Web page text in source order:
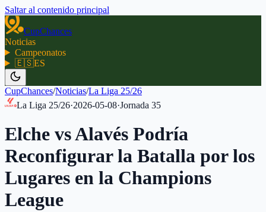
Saltar al contenido principal
CupChances
Noticias
Campeonatos
🇪🇸ES
CupChances/Noticias/La Liga 25/26
La Liga 25/26·2026-05-08·Jornada 35
Elche vs Alavés Podría
Reconfigurar la Batalla por los
Lugares en la Champions
League